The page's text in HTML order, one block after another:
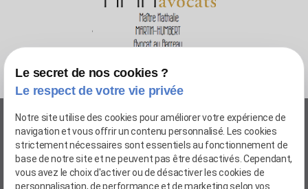
04 72 75 00 14
12 rue Dunoir - 69003 LYON
20 avenue Charles de Gaulle - 69780 MIONS
Le secret de nos cookies ?
Le respect de votre vie privée
Notre site utilise des cookies pour améliorer votre expérience de
navigation et vous offrir un contenu personnalisé. Les cookies
strictement nécessaires sont essentiels au fonctionnement de
base de notre site et ne peuvent pas être désactivés. Cependant,
vous avez le choix d'activer ou de désactiver les cookies de
personnalisation, de performance et de marketing selon vos